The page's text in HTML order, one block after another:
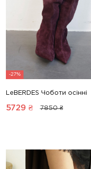
-27%
LeBERDES Чоботи осінні
5729 ₴ 7850 ₴